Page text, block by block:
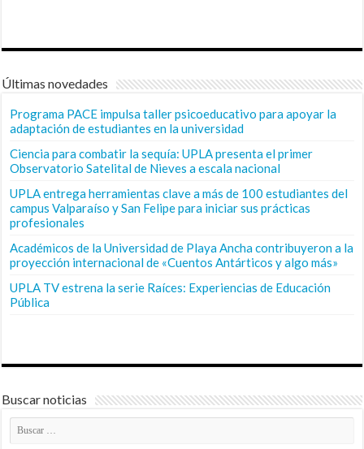
Últimas novedades
Programa PACE impulsa taller psicoeducativo para apoyar la
adaptación de estudiantes en la universidad
Ciencia para combatir la sequía: UPLA presenta el primer
Observatorio Satelital de Nieves a escala nacional
UPLA entrega herramientas clave a más de 100 estudiantes del
campus Valparaíso y San Felipe para iniciar sus prácticas
profesionales
Académicos de la Universidad de Playa Ancha contribuyeron a la
proyección internacional de «Cuentos Antárticos y algo más»
UPLA TV estrena la serie Raíces: Experiencias de Educación
Pública
Buscar noticias